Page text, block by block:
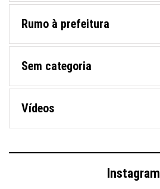
Rumo à prefeitura
Sem categoria
Vídeos
Instagram